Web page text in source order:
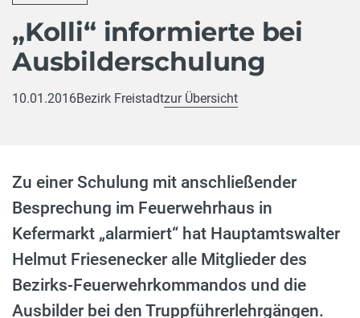
„Kolli“ informierte bei
Ausbilderschulung
10.01.2016Bezirk Freistadtzur Übersicht
Zu einer Schulung mit anschließender
Besprechung im Feuerwehrhaus in
Kefermarkt „alarmiert“ hat Hauptamtswalter
Helmut Friesenecker alle Mitglieder des
Bezirks-Feuerwehrkommandos und die
Ausbilder bei den Truppführerlehrgängen.